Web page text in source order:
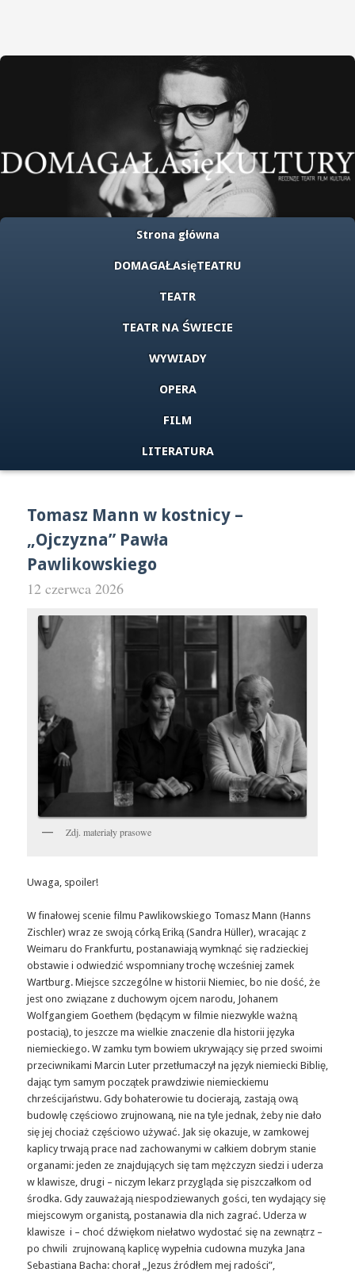
Strona główna
DOMAGAŁAsięTEATRU
TEATR
TEATR NA ŚWIECIE
WYWIADY
OPERA
FILM
LITERATURA
Tomasz Mann w kostnicy –
„Ojczyzna” Pawła
Pawlikowskiego
12 czerwca 2026
Zdj. materiały prasowe
Uwaga, spoiler!
W finałowej scenie filmu Pawlikowskiego Tomasz Mann (Hanns
Zischler) wraz ze swoją córką Eriką (Sandra Hüller), wracając z
Weimaru do Frankfurtu, postanawiają wymknąć się radzieckiej
obstawie i odwiedzić wspomniany trochę wcześniej zamek
Wartburg. Miejsce szczególne w historii Niemiec, bo nie dość, że
jest ono związane z duchowym ojcem narodu, Johanem
Wolfgangiem Goethem (będącym w filmie niezwykle ważną
postacią), to jeszcze ma wielkie znaczenie dla historii języka
niemieckiego. W zamku tym bowiem ukrywający się przed swoimi
przeciwnikami Marcin Luter przetłumaczył na język niemiecki Biblię,
dając tym samym początek prawdziwie niemieckiemu
chrześcijaństwu. Gdy bohaterowie tu docierają, zastają ową
budowlę częściowo zrujnowaną, nie na tyle jednak, żeby nie dało
się jej chociaż częściowo używać. Jak się okazuje, w zamkowej
kaplicy trwają prace nad zachowanymi w całkiem dobrym stanie
organami: jeden ze znajdujących się tam mężczyzn siedzi i uderza
w klawisze, drugi – niczym lekarz przygląda się piszczałkom od
środka. Gdy zauważają niespodziewanych gości, ten wydający się
miejscowym organistą, postanawia dla nich zagrać. Uderza w
klawisze i – choć dźwiękom niełatwo wydostać się na zewnątrz –
po chwili zrujnowaną kaplicę wypełnia cudowna muzyka Jana
Sebastiana Bacha: chorał „Jezus źródłem mej radości”,